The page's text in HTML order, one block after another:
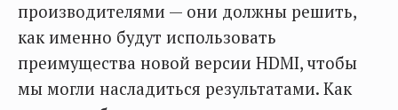
производителями — они должны решить,
как именно будут использовать
преимущества новой версии HDMI, чтобы
мы могли насладиться результатами. Как